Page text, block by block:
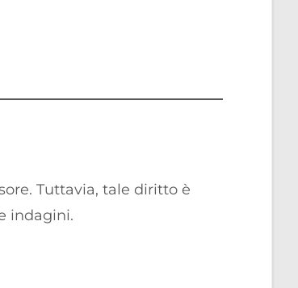
Tuttavia, tale diritto è
indagini.